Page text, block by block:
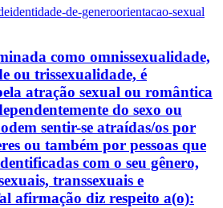
identidade-de-generoorientacao-sexual
como omnissexualidade,
ou trissexualidade, é
atração sexual ou romântica
do sexo ou
sentir-se atraídas/os por
ou também por pessoas que
com o seu gênero,
transsexuais e
afirmação diz respeito a(o):